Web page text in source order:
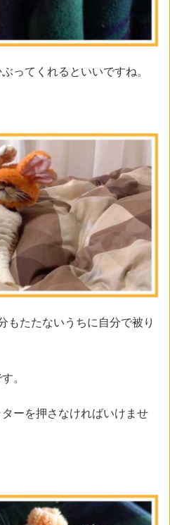
ってくれるといいですね。
もたたないうちに自分で被り
。
ーを押さなければいけませ